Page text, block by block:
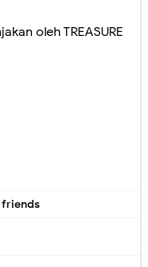
oleh TREASURE
friends